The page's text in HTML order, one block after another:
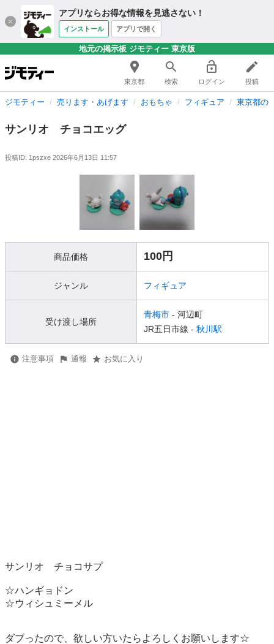
アプリならお得な情報を見逃さない！
インストール アプリで開く
地元の掲示板 ジモティー 東京版
東京都 検索 ログイン 投稿
ジモティー 売ります・あげます おもちゃ フィギュア 東京都の
サンリオ チョコエッグ
投稿ID: 1pszxe 2026年6月13日 11:57
商品価格 100円
ジャンル フィギュア
受け渡し場所
青梅市 - 河辺町
JR五日市線 - 秋川駅
注意事項 通報 お気に入り
サンリオ　チョコサプ
☆ハンギョドン
☆ウィシュミーメル
ダブったので、欲しい方いたらよろしくお願いします☆